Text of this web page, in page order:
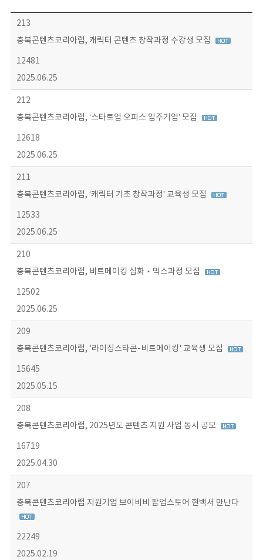
보도자료 목록 - 번호, 제목, 작성자, 파일, 조회수, 작성일 정보 제공
213
충북콘텐츠코리아랩, 캐릭터 콘텐츠 창작과정 수강생 모집
12481
2025.06.25
212
충북콘텐츠코리아랩, ‘스타트업 오피스 입주기업’ 모집
12618
2025.06.25
211
충북콘텐츠코리아랩, ‘캐릭터 기초 창작과정’ 교육생 모집
12533
2025.06.25
210
충북콘텐츠코리아랩, 비트메이킹 심화‧믹스과정 모집
12502
2025.06.25
209
충북콘텐츠코리아랩, '라이징스타콘-비트메이킹' 교육생 모집
15645
2025.05.15
208
충북콘텐츠코리아랩, 2025년도 콘텐츠 지원 사업 동시 공모
16719
2025.04.30
207
충북콘텐츠코리아랩 지원기업 브이비비 팝업스토어 현백서 만난다
22249
2025.02.19